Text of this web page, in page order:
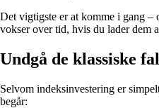
Det vigtigste er at komme i gang –
vokser over tid, hvis du lader dem
Undgå de klassiske
Selvom indeksinvestering er
begår: